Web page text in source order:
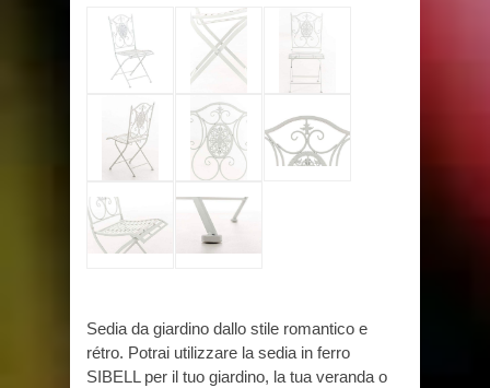
Sedia da giardino dallo stile romantico e
rétro. Potrai utilizzare la sedia in ferro
SIBELL per il tuo giardino, la tua veranda o